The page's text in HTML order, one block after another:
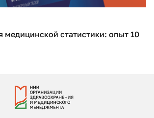
медицинской статистики: опыт 10